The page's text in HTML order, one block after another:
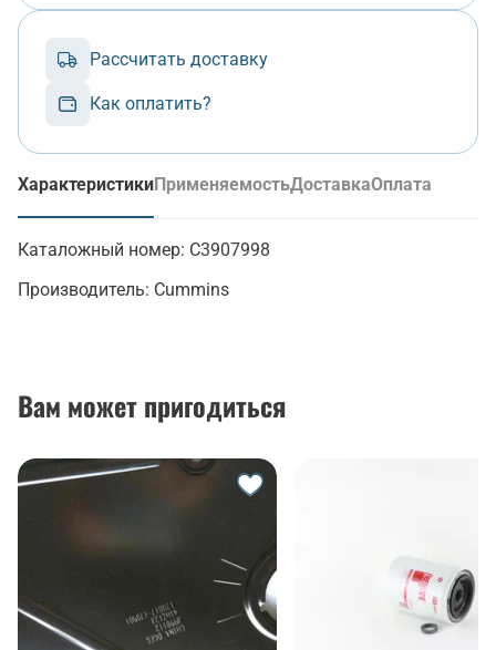
Рассчитать доставку
Как оплатить?
Характеристики
(активная вкладка)
ПрименяемостьДоставкаОплата
Каталожный номер: C3907998
Производитель: Cummins
Вам может пригодиться